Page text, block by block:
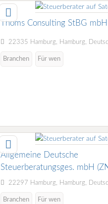
Thoms Consulting StBG mbH
22335 Hamburg, Hamburg,
Branchen Für wen
Allgemeine Deutsche
Steuerberatungsges. mbH
Ilmenau)
22297 Hamburg, Hamburg,
Branchen Für wen